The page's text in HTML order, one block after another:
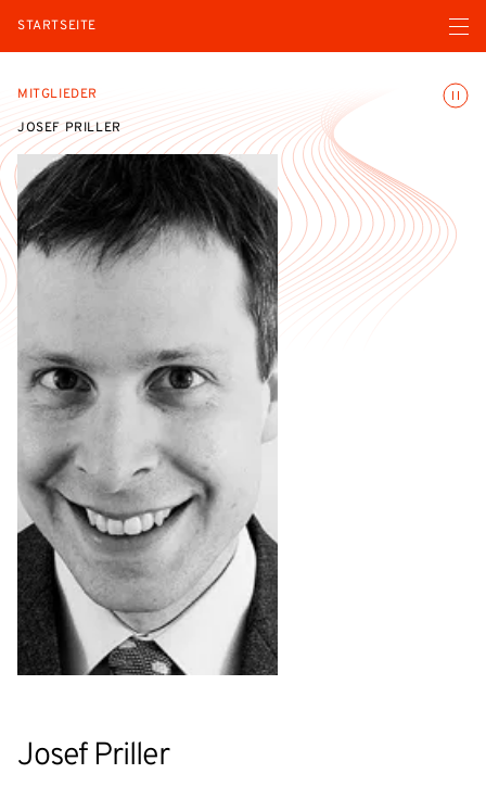
STARTSEITE Menü
MITGLIEDER
JOSEF PRILLER
Josef Priller